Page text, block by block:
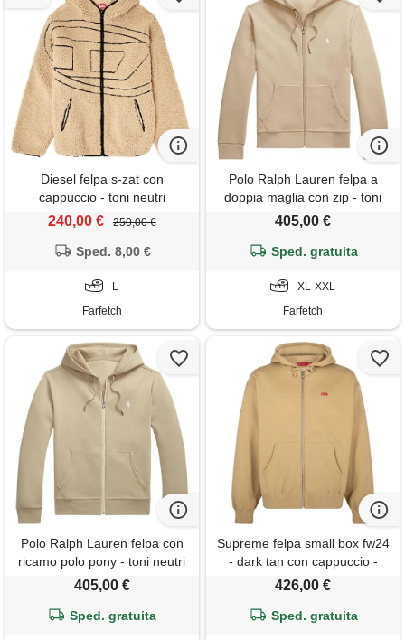
Diesel felpa s-zat con
cappuccio - toni neutri
240,00 € 250,00 €
Sped. 8,00 €
L
Farfetch
Polo Ralph Lauren felpa a
doppia maglia con zip - toni
neutri
405,00 €
Sped. gratuita
XL-XXL
Farfetch
Polo Ralph Lauren felpa con
ricamo polo pony - toni neutri
405,00 €
Sped. gratuita
Supreme felpa small box fw24
- dark tan con cappuccio -
marrone
426,00 €
Sped. gratuita